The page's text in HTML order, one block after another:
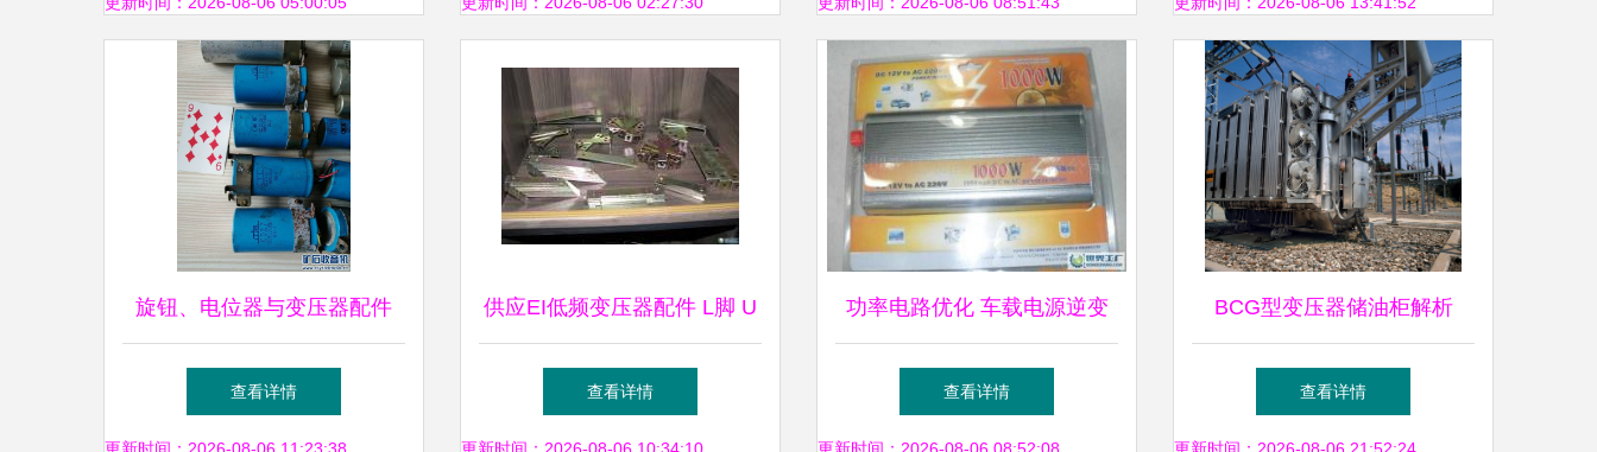
旋钮、电位器与变压器配件
探索电子世界的精密元件
查看详情
供应EI低频变压器配件 L脚 U
脚 单七字脚、双七字脚
查看详情
功率电路优化 车载电源逆变
器定频变压器技术深入解析
查看详情
BCG型变压器储油柜解析
BCG6002500金属波纹式储油
查看详情